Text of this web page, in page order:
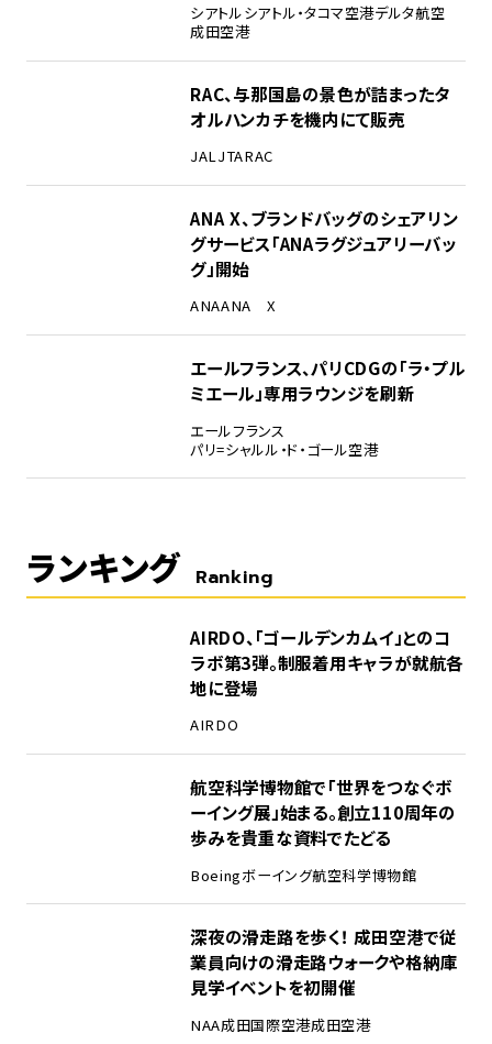
シアトルシアトル・タコマ空港デルタ航空
成田空港
RAC、与那国島の景色が詰まったタ
オルハンカチを機内にて販売
JALJTARAC
ANA X、ブランドバッグのシェアリン
グサービス「ANAラグジュアリーバッ
グ」開始
ANAANA X
エールフランス、パリCDGの「ラ・プル
ミエール」専用ラウンジを刷新
エールフランス
パリ=シャルル・ド・ゴール空港
ランキング Ranking
AIRDO、「ゴールデンカムイ」とのコ
ラボ第3弾。制服着用キャラが就航各
地に登場
AIRDO
航空科学博物館で「世界をつなぐボ
ーイング展」始まる。創立110周年の
歩みを貴重な資料でたどる
Boeingボーイング航空科学博物館
深夜の滑走路を歩く！ 成田空港で従
業員向けの滑走路ウォークや格納庫
見学イベントを初開催
NAA成田国際空港成田空港